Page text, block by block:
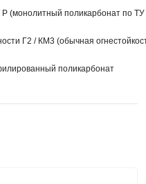
(монолитный поликарбонат по ТУ
Г2 / КМ3 (обычная
поликарбонат